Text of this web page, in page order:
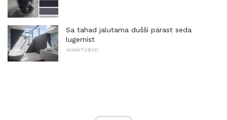
Sa tahad jalutama dušši pärast seda
lugemist
VANNITUBAD